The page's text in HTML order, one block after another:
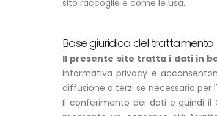
sito raccoglie e come le usa.
Base giuridica del trattamento
Il presente sito tratta i dati in
informativa privacy e
diffusione a terzi se necessaria per
Il conferimento dei dati e quindi il